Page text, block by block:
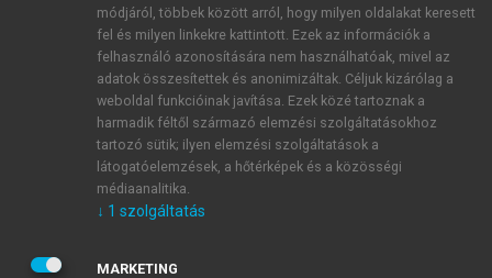
ÚJ FIÓK LÉTREHOZÁSA
1 óra díjmentes hozzáférés
E-MAIL-CÍM
JELSZÓ
módjáról, többek között arról, hogy milyen oldalakat keresett
fel és milyen linkekre kattintott. Ezek az információk a
felhasználó azonosítására nem használhatóak, mivel az
adatok összesítettek és anonimizáltak. Céljuk kizárólag a
weboldal funkcióinak javítása. Ezek közé tartoznak a
harmadik féltől származó elemzési szolgáltatásokhoz
tartozó sütik; ilyen elemzési szolgáltatások a
látogatóelemzések, a hőtérképek és a közösségi
médiaanalitika.
↓ 1 szolgáltatás
MARKETING